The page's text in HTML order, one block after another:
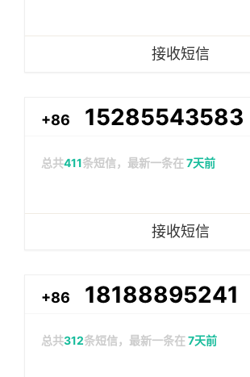
接收短信
+86 15285543583
总共411条短信，最新一条在7天前
接收短信
+86 18188895241
总共312条短信，最新一条在7天前